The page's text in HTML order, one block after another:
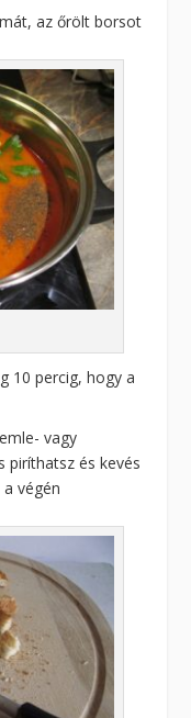
az őrölt borsot
10 percig, hogy a
vagy
piríthatsz és kevés
végén